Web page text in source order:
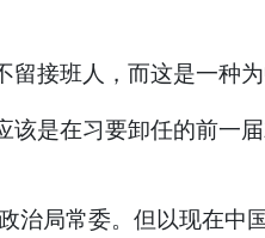
班人，而这是一种为
在习要卸任的前一
局常委。但以现在中